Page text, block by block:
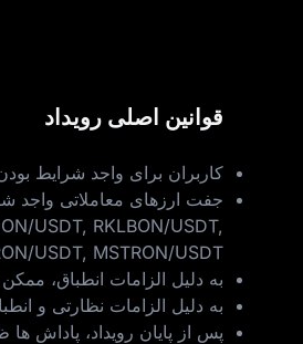
قوانین اصلی رویداد
کاربران برای واجد شرایط
USDT, RKLBON/USDT,
USDT, MSTRON/USDT
به‌ دلیل الزامات انطباق،
به‌ دلیل الزامات نظارتی و
پس از پایان رویداد، پاداش‌ ها ظرف 14 روز تقویمی توزیع می‌ شوند و جوایز فیزیکی ظرف 21 روز تقویمی